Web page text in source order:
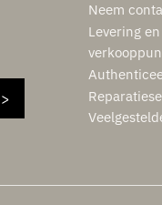
Neem
Levering